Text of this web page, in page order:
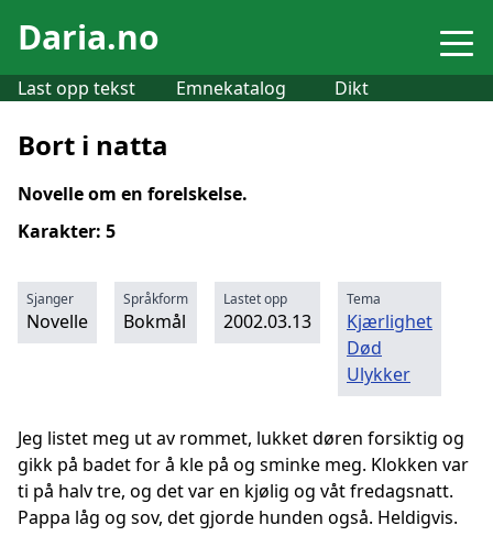
Daria.no
Last opp tekst Emnekatalog Dikt
Bort i natta
Novelle om en forelskelse.
Karakter: 5
Sjanger
Novelle
Språkform
Bokmål
Lastet opp
2002.03.13
Tema
Kjærlighet
Død
Ulykker
Jeg listet meg ut av rommet, lukket døren forsiktig og
gikk på badet for å kle på og sminke meg. Klokken var
ti på halv tre, og det var en kjølig og våt fredagsnatt.
Pappa låg og sov, det gjorde hunden også. Heldigvis.